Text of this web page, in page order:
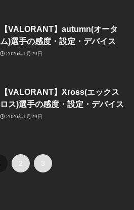
【VALORANT】autumn(オータ
ム)選手の感度・設定・デバイス
2026年1月29日
【VALORANT】Xross(エックス
ロス)選手の感度・設定・デバイス
2026年1月29日
2 3